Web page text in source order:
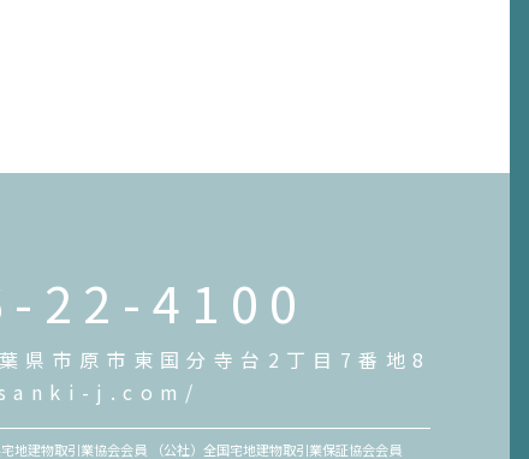
22-4100
市原市東国分寺台2丁目7番地8
j.com/
地建物取引業協会会員 （公社）全国宅地建物取引業保証協会会員